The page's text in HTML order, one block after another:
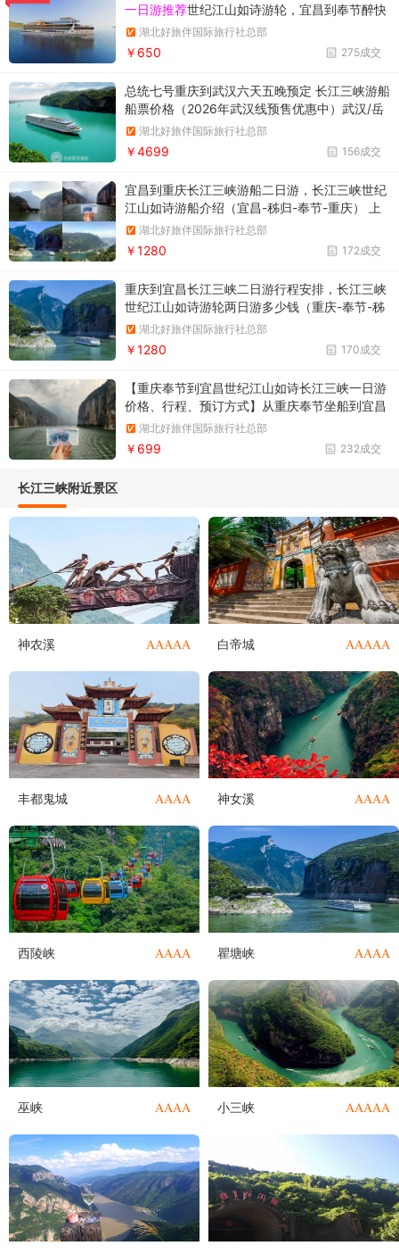
一日游推荐世纪江山如诗游轮，宜昌到奉节醉快
醉豪华的游轮，一天时间畅游长江三峡
湖北好旅伴国际旅行社总部
275成交
￥650
总统七号重庆到武汉六天五晚预定 长江三峡游船
船票价格（2026年武汉线预售优惠中）武汉/岳
阳/洞庭湖/葛洲坝船闸/三峡大坝/西陵峡/三峡大
坝五级船闸/神女溪/巫峡/白帝城/瞿塘峡/丰都/重
湖北好旅伴国际旅行社总部
156成交
￥4699
宜昌到重庆长江三峡游船二日游，长江三峡世纪
江山如诗游船介绍（宜昌-秭归-奉节-重庆） 上
水二日游，主要景点：西陵峡、巫峡、瞿塘峡、
白帝城
湖北好旅伴国际旅行社总部
172成交
￥1280
重庆到宜昌长江三峡二日游行程安排，长江三峡
世纪江山如诗游轮两日游多少钱（重庆-奉节-秭
归-宜昌）下水二日游，游览白帝城·瞿塘峡景
区，看尽西陵峡、巫峡、瞿塘峡
湖北好旅伴国际旅行社总部
170成交
￥1280
【重庆奉节到宜昌世纪江山如诗长江三峡一日游
价格、行程、预订方式】从重庆奉节坐船到宜昌
要多久途径瞿塘峡、巫峡、西陵峡，一日游完长
江三峡
湖北好旅伴国际旅行社总部
232成交
￥699
长江三峡附近景区
神农溪 AAAAA 白帝城 AAAAA
丰都鬼城 AAAA 神女溪 AAAA
西陵峡 AAAA 瞿塘峡 AAAA
巫峡 AAAA 小三峡 AAAAA